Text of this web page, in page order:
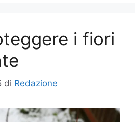
i fiori
di Redazione